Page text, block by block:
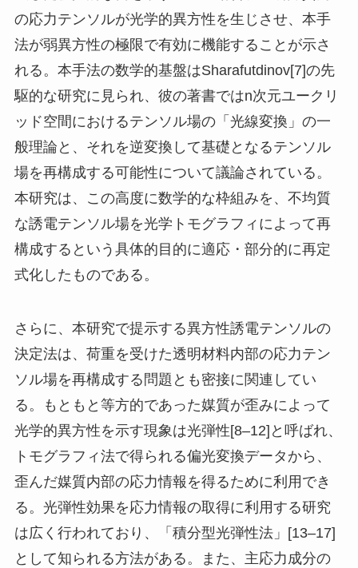
の応力テンソルが光学的異方性を生じさせ、本手
法が弱異方性の極限で有効に機能することが示さ
れる。本手法の数学的基盤はSharafutdinov[7]の先
駆的な研究に見られ、彼の著書ではn次元ユークリ
ッド空間におけるテンソル場の「光線変換」の一
般理論と、それを逆変換して基礎となるテンソル
場を再構成する可能性について議論されている。
本研究は、この高度に数学的な枠組みを、不均質
な誘電テンソル場を光学トモグラフィによって再
構成するという具体的目的に適応・部分的に再定
式化したものである。
さらに、本研究で提示する異方性誘電テンソルの
決定法は、荷重を受けた透明材料内部の応力テン
ソル場を再構成する問題とも密接に関連してい
る。もともと等方的であった媒質が歪みによって
光学的異方性を示す現象は光弾性[8–12]と呼ばれ、
トモグラフィ法で得られる偏光変換データから、
歪んだ媒質内部の応力情報を得るために利用でき
る。光弾性効果を応力情報の取得に利用する研究
は広く行われており、「積分型光弾性法」[13–17]
として知られる方法がある。また、主応力成分の